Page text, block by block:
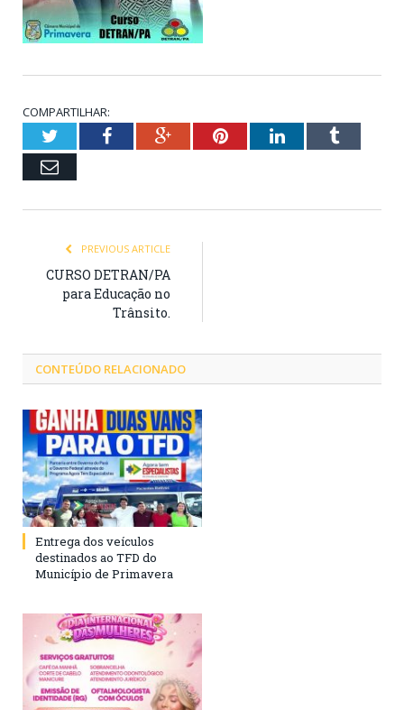
COMPARTILHAR:
TwitterFacebookGoogle+PinterestLinkedInTumblr
Email
PREVIOUS ARTICLE
CURSO DETRAN/PA
para Educação no
Trânsito.
CONTEÚDO RELACIONADO
Entrega dos veículos
destinados ao TFD do
Município de Primavera